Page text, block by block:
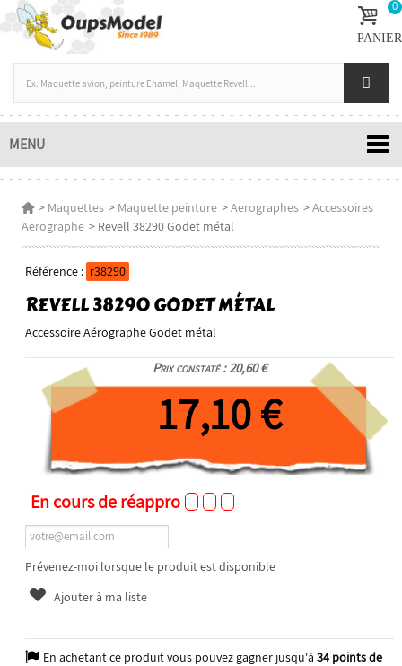
0
PANIER
MENU
> Maquettes > Maquette peinture >Aerographes >Accessoires
Aerographe > Revell 38290 Godet métal
Référence : r38290
REVELL 38290 GODET MÉTAL
Accessoire Aérographe Godet métal
Prix constaté : 20,60 €
17,10 €
En cours de réappro
Prévenez-moi lorsque le produit est disponible
Ajouter à ma liste
En achetant ce produit vous pouvez gagner jusqu'à 34points de